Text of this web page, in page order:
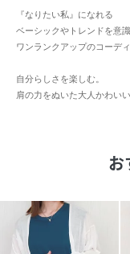
『なりたい私』になれる
ベーシックやトレンドを意
ワンランクアップのコーデ
自分らしさを楽しむ。
肩の力をぬいた大人かわい
お